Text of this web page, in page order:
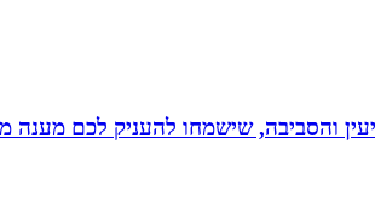
והסביבה, שישמחו להעניק לכם מענה